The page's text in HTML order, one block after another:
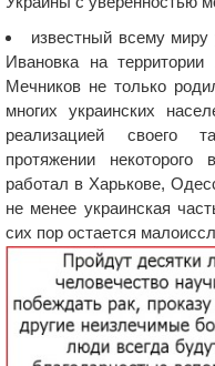
известный всему
Ивановка на
Мечников не только
многих украинских
реализацией своего
протяжении
работал в Харькове,
не менее украинская
сих пор остается